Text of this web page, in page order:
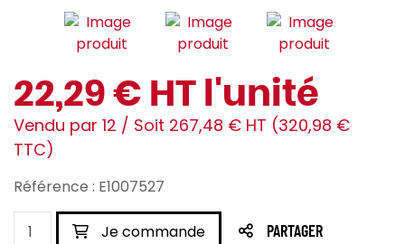
22,29 € HT l'unité
Vendu par 12 / Soit 267,48 € HT (320,98 €
TTC)
Référence : E1007527
Je commande PARTAGER